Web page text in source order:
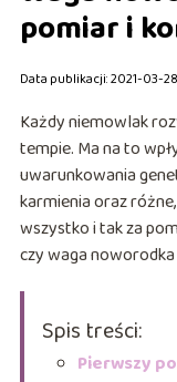
pomiar i
Data publikacji: 2021-03-28
Każdy niemowlak
tempie. Ma na to
uwarunkowania
karmienia oraz
wszystko i tak za
czy waga
Spis treści:
Pierwszy